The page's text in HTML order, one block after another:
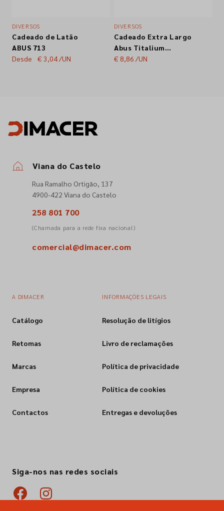
DIVERSOS
Cadeado de Latão
ABUS 713
Desde
€ 3,04/UN
DIVERSOS
Cadeado Extra Largo
Abus Titalium
54TI/40HB63
€ 8,86 /UN
Viana do Castelo
Rua Ramalho Ortigão, 137
4900-422 Viana do Castelo
258 801 700
(Chamada para a rede fixa nacional)
comercial@dimacer.com
A DIMACER
Catálogo
Retomas
Marcas
Empresa
Contactos
INFORMAÇÕES LEGAIS
Resolução de litígios
Livro de reclamações
Política de privacidade
Política de cookies
Entregas e devoluções
Siga-nos nas redes sociais